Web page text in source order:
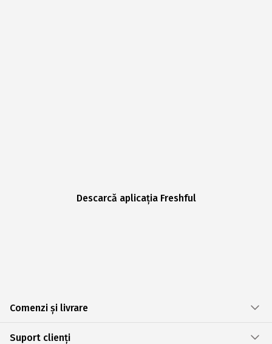
Descarcă aplicația Freshful
Comenzi și livrare
Suport clienți